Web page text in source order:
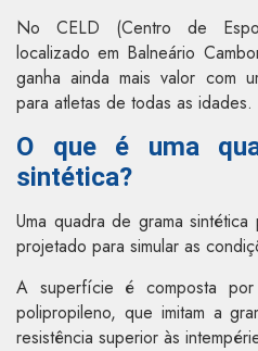
No CELD (Centro de
localizado em Balneário
ganha ainda mais valor com
para atletas de todas as idades.
O que é uma
sintética?
Uma quadra de grama
projetado para simular as
A superfície é composta
polipropileno, que imitam a
resistência superior às